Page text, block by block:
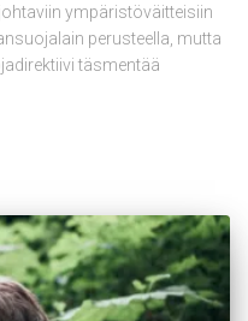
ympäristöväitteisiin
perusteella, mutta
täsmentää